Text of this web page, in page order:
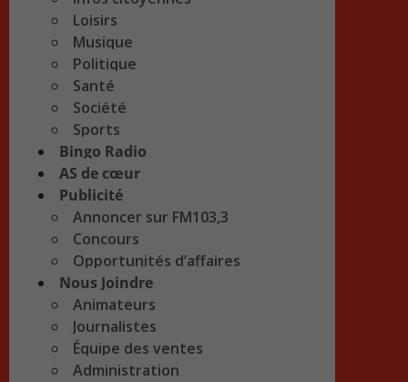
Loisirs
Musique
Politique
Santé
Société
Sports
Bingo Radio
AS de cœur
Publicité
Annoncer sur FM103,3
Concours
Opportunités d’affaires
Nous Joindre
Animateurs
Journalistes
Équipe des ventes
Administration